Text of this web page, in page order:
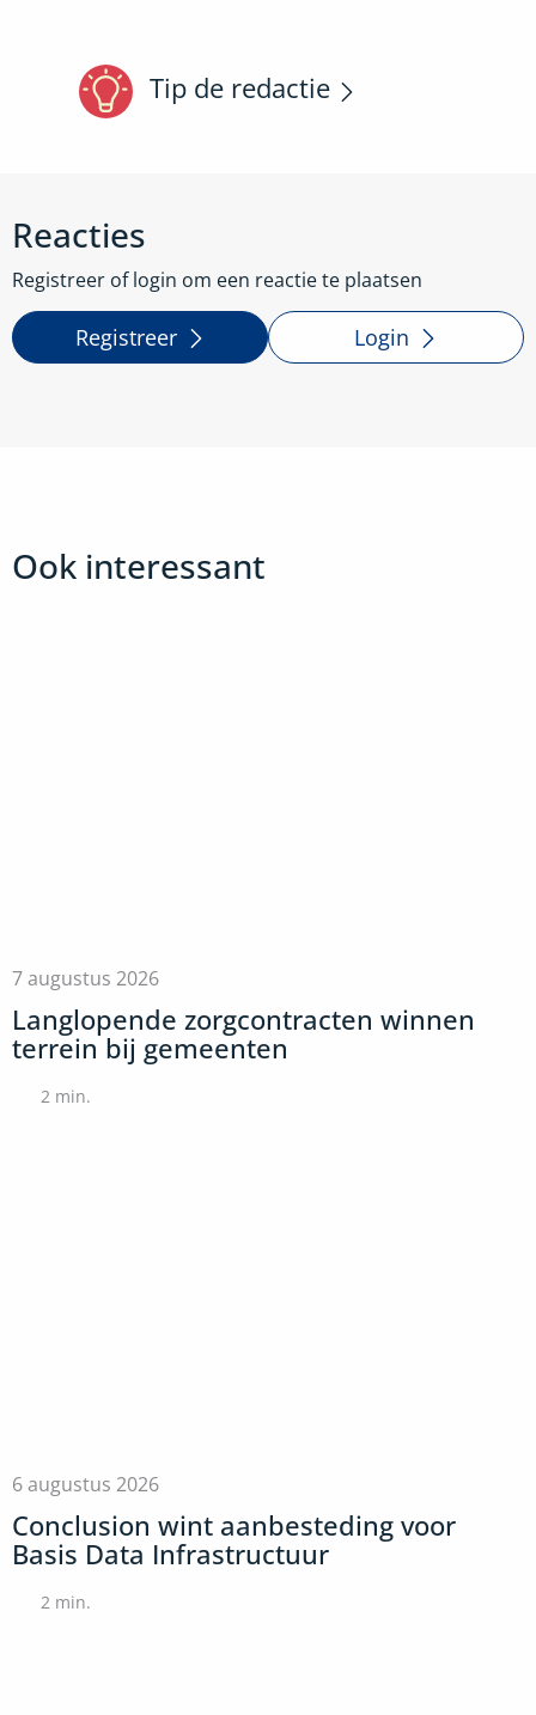
Tip de redactie
Reacties
Registreer of login om een reactie te plaatsen
Registreer Login
Ook interessant
7 augustus 2026
Langlopende zorgcontracten winnen
terrein bij gemeenten
2 min.
6 augustus 2026
Conclusion wint aanbesteding voor
Basis Data Infrastructuur
2 min.